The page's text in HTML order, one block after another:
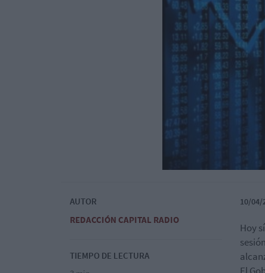
AUTOR
REDACCIÓN CAPITAL RADIO
TIEMPO DE LECTURA
10/04/
Hoy